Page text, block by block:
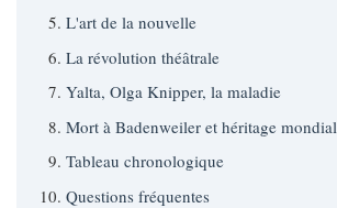
L'art de la nouvelle
La révolution théâtrale
Yalta, Olga Knipper, la maladie
Mort à Badenweiler et héritage mondial
Tableau chronologique
Questions fréquentes